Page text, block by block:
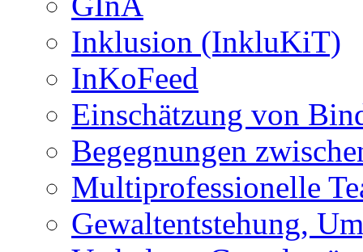
Inklusion (InkluKiT)
InKoFeed
Einschätzung von
Begegnungen
Multiprofessionelle
Gewaltentstehung,